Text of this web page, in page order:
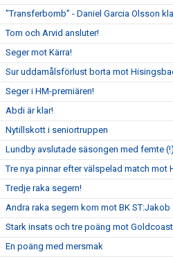
"Transferbomb" - Daniel Garcia Olsson
Tom och Arvid ansluter!
Seger mot Kärra!
Sur uddamålsförlust borta mot
Seger i HM-premiären!
Abdi är klar!
Nytillskott i seniortruppen
Lundby avslutade säsongen med femte
Tre nya pinnar efter välspelad match mot
Tredje raka segern!
Andra raka segern kom mot BK ST:Jakob
Stark insats och tre poäng mot Goldcoast
En poäng med mersmak